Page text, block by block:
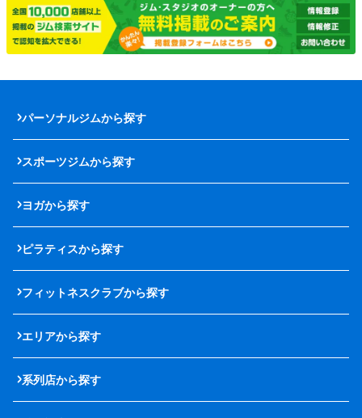
パーソナルジムから探す
スポーツジムから探す
ヨガから探す
ピラティスから探す
フィットネスクラブから探す
エリアから探す
系列店から探す